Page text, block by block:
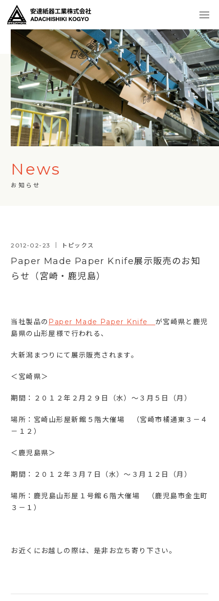
News
お知らせ
2012-02-23 トピックス
Paper Made Paper Knife展示販売のお知
らせ（宮崎・鹿児島）
当社製品の Paper Made Paper Knife が宮崎県と鹿児
島県の山形屋様で行われる、
大新潟まつりにて展示販売されます。
＜宮崎県＞
期間：２０１２年２月２９日（水）～３月５日（月）
場所：宮崎山形屋新館５階大催場 （宮崎市橘通東３－４
－１２）
＜鹿児島県＞
期間：２０１２年３月７日（水）～３月１２日（月）
場所：鹿児島山形屋１号館６階大催場 （鹿児島市金生町
３－１）
お近くにお越しの際は、是非お立ち寄り下さい。